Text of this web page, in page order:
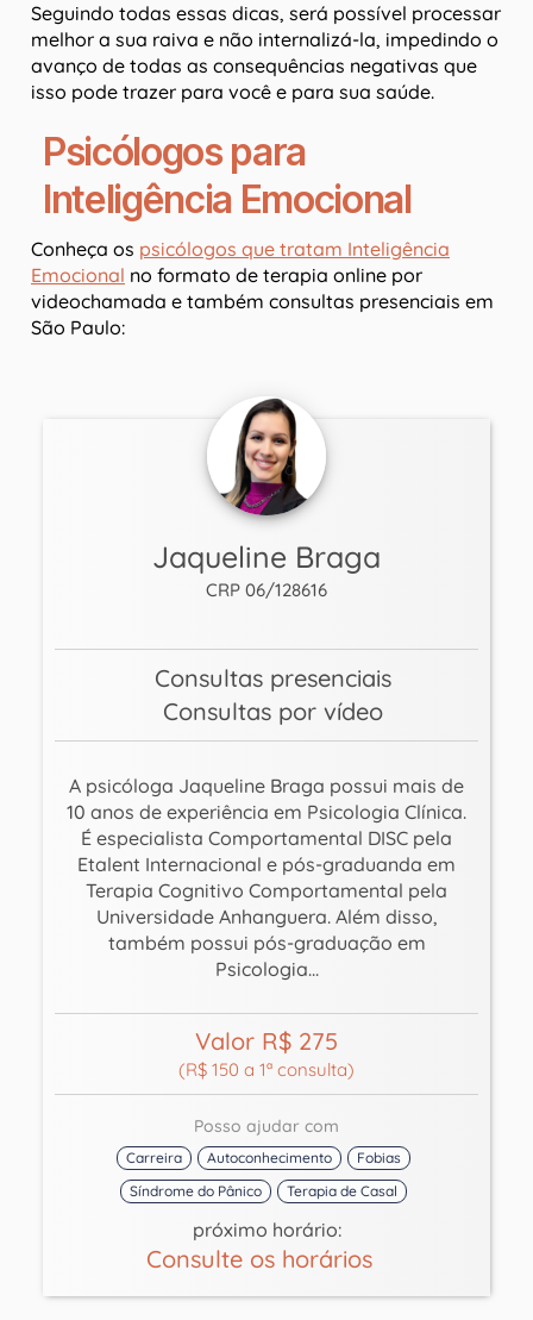
Seguindo todas essas dicas, será possível processar
melhor a sua raiva e não internalizá-la, impedindo o
avanço de todas as consequências negativas que
isso pode trazer para você e para sua saúde.
Psicólogos para
Inteligência Emocional
Conheça os psicólogos que tratam Inteligência
Emocional no formato de terapia online por
videochamada e também consultas presenciais em
São Paulo:
Jaqueline Braga
CRP 06/128616
Consultas presenciais
Consultas por vídeo
A psicóloga Jaqueline Braga possui mais de
10 anos de experiência em Psicologia Clínica.
É especialista Comportamental DISC pela
Etalent Internacional e pós-graduanda em
Terapia Cognitivo Comportamental pela
Universidade Anhanguera. Além disso,
também possui pós-graduação em
Psicologia...
Valor R$ 275
(R$ 150 a 1ª consulta)
Posso ajudar com
Carreira Autoconhecimento
Fobias
Síndrome do Pânico
Terapia de Casal
próximo horário:
Consulte os horários